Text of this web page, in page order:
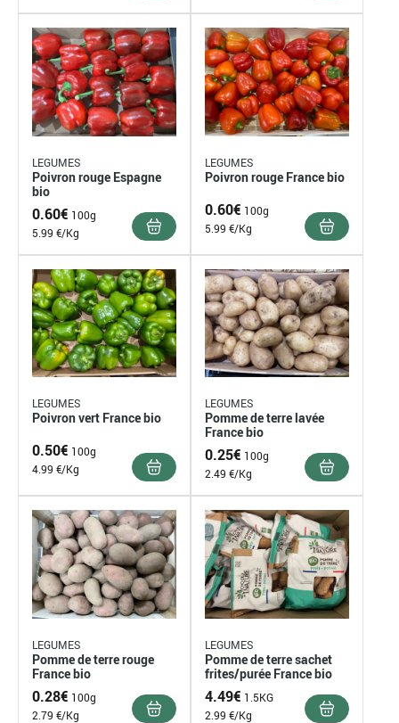
LEGUMES
Poivron rouge Espagne
bio
0.60€ 100g
5.99 €/Kg
LEGUMES
Poivron rouge France bio
0.60€ 100g
5.99 €/Kg
LEGUMES
Poivron vert France bio
0.50€ 100g
4.99 €/Kg
LEGUMES
Pomme de terre lavée
France bio
0.25€ 100g
2.49 €/Kg
LEGUMES
Pomme de terre rouge
France bio
0.28€ 100g
2.79 €/Kg
LEGUMES
Pomme de terre sachet
frites/purée France bio
4.49€ 1.5KG
2.99 €/Kg